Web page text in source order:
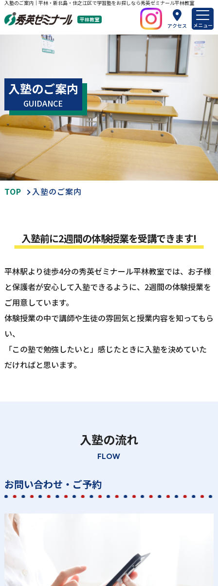
入塾のご案内｜平林・新北島・住之江区で学習塾をお探しなら秀英ゼミナール平林教室
平林教室
アクセス
メニュー
入塾のご案内
GUIDANCE
TOP 入塾のご案内
入塾前に2週間の体験授業を受講できます!
平林駅より徒歩4分の秀英ゼミナール平林教室では、お子様
と保護者が安心して入塾できるように、2週間の体験授業を
ご用意しています。
体験授業の中で講師や生徒の雰囲気と授業内容を知ってもら
い、
「この塾で勉強したいと」感じたときに入塾を決めていた
だければと思います。
入塾の流れ
FLOW
お問い合わせ・ご予約